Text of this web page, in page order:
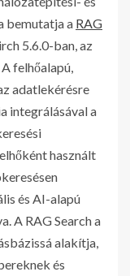
bemutatja a RAG
5.6.0-ban, az
felhőalapú,
adatlekérésre
integrálásával a
használt
és AI-alapú
A RAG Search a
alakítja,
és